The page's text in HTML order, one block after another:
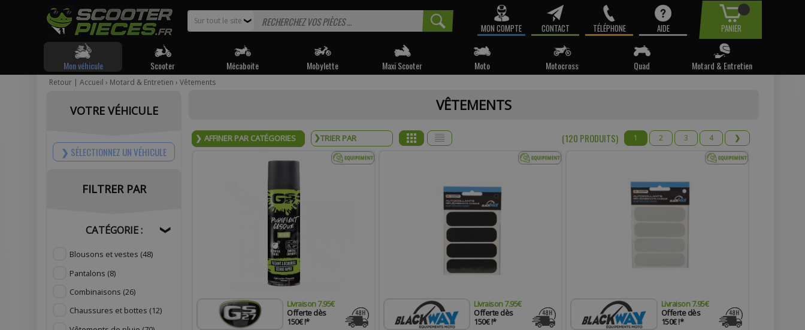
❯
Sur tout le site
MON COMPTE CONTACT TÉLÉPHONE AIDE PANIER
Mon véhicule Scooter Mécaboite Mobylette Maxi Scooter Moto Motocross Quad Motard & Entretien
Retour | Accueil › Motard & Entretien › Vêtements
VÊTEMENTS
AFFINER PAR CATÉGORIES (120 PRODUITS) 1 2 3 4 ❯
Livraison 7.95€
Offerte dès
150€ !*
Livraison 7.95€
Offerte dès
150€ !*
Livraison 7.95€
Offerte dès
150€ !*
VOTRE VÉHICULE
SÉLECTIONNEZ UN VÉHICULE
FILTRER PAR
CATÉGORIE : ❯
Blousons et vestes (48)
Pantalons (8)
Combinaisons (26)
Chaussures et bottes (12)
* Email :
Téléphone :
Commentaire :